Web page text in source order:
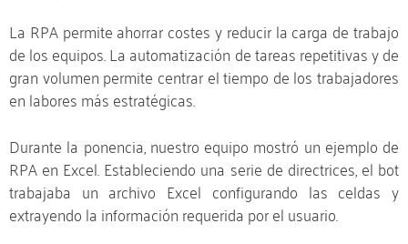
La RPA permite ahorrar costes y reducir la carga de trabajo
de los equipos. La automatización de tareas repetitivas y de
gran volumen permite centrar el tiempo de los trabajadores
en labores más estratégicas.
Durante la ponencia, nuestro equipo mostró un ejemplo de
RPA en Excel. Estableciendo una serie de directrices, el bot
trabajaba un archivo Excel configurando las celdas y
extrayendo la información requerida por el usuario.